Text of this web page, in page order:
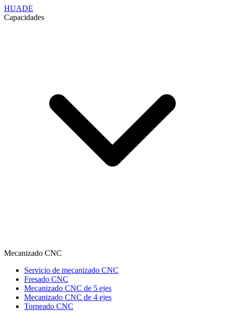
HUADE
Capacidades
Mecanizado CNC
Servicio de mecanizado CNC
Fresado CNC
Mecanizado CNC de 5 ejes
Mecanizado CNC de 4 ejes
Torneado CNC